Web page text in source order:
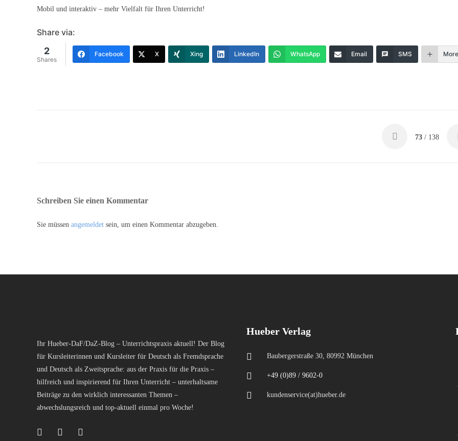
Mobil und inter­aktiv – mehr Vielfalt für Ihren Unterricht!
Share via:
2
Shares
Facebook X Xing LinkedIn WhatsApp Email SMS More
73 / 138
Schreiben Sie einen Kommentar
Sie müssen angemeldet sein, um einen Kommentar abzugeben.
Ihr Hueber-DaF/DaZ-Blog – Unterrichtspraxis aktuell! Der Blog
für Kursleiterinnen und Kursleiter für Deutsch als Fremdsprache
und Deutsch als Zweitsprache: aus der Praxis für die Praxis –
hilfreich und inspirierend für Ihren Unterricht – unterhaltsame
Beiträge zu den wirklich interessanten Themen –
abwechslungsreich und top-aktuell einmal pro Woche!
Hueber Verlag
Baubergerstraße 30, 80992 München
+49 (0)89 / 9602-0
kundenservice(at)hueber.de